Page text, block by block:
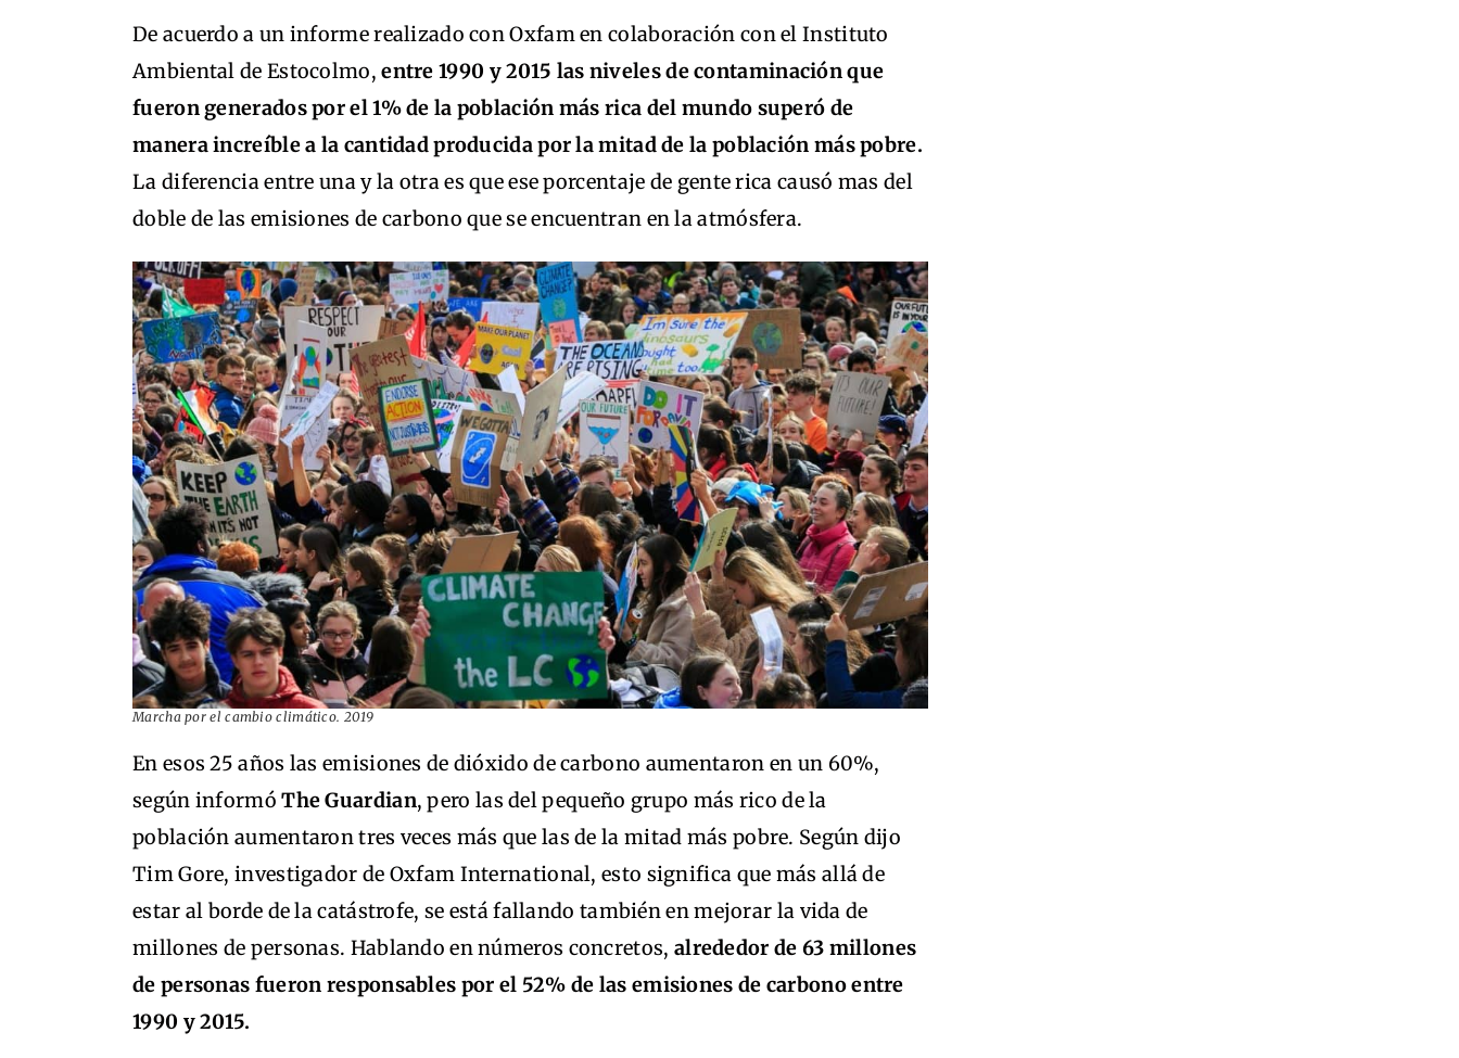
De acuerdo a un informe realizado con Oxfam en colaboración con el Instituto
Ambiental de Estocolmo,entre 1990 y 2015 las niveles de contaminación que
fueron generados por el 1% de la población más rica del mundo superó de
manera increíble a la cantidad producida por la mitad de la población más pobre.
La diferencia entre una y la otra es que ese porcentaje de gente rica causó mas del
doble de las emisiones de carbono que se encuentran en la atmósfera.
Marcha por el cambio climático. 2019
En esos 25 años las emisiones de dióxido de carbono aumentaron en un 60%,
según informóThe Guardian, pero las del pequeño grupo más rico de la
población aumentaron tres veces más que las de la mitad más pobre. Según dijo
Tim Gore, investigador de Oxfam International, esto significa que más allá de
estar al borde de la catástrofe, se está fallando también en mejorar la vida de
millones de personas. Hablando en números concretos, alrededor de 63 millones
de personas fueron responsables por el 52% de las emisiones de carbono entre
1990 y 2015.